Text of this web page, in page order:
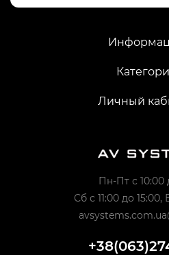
Личный
Пн-Пт с 10:00
Сб с 11:00 до